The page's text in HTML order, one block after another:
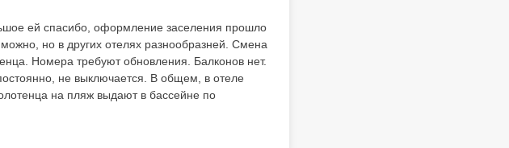
ей спасибо, оформление заселения прошло
но в других отелях разнообразней. Смена
Номера требуют обновления. Балконов нет.
не выключается. В общем, в отеле
на пляж выдают в бассейне по